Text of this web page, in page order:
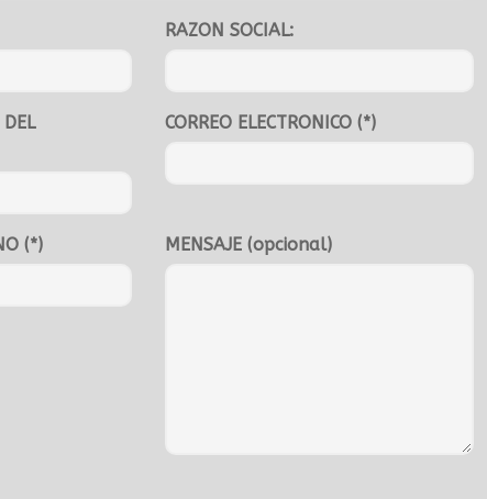
RAZON SOCIAL:
CORREO ELECTRONICO (*)
(*) MENSAJE (opcional)